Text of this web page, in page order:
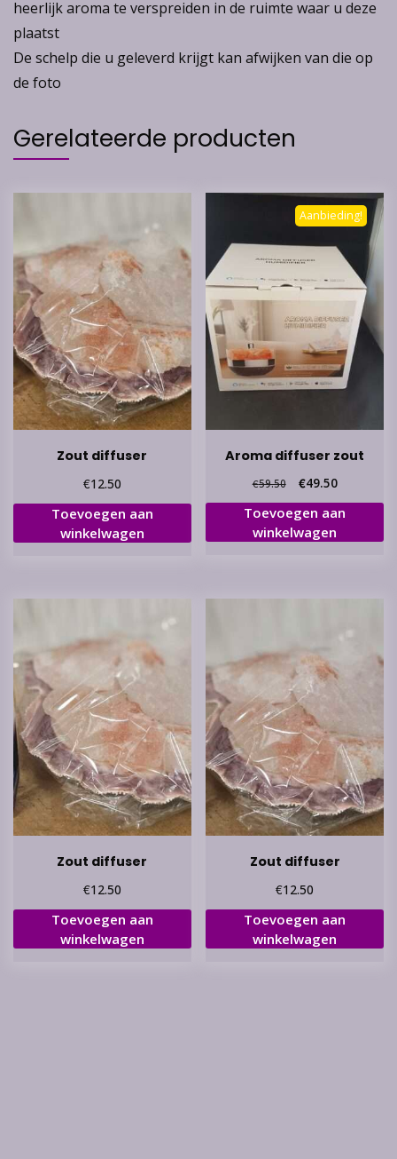
heerlijk aroma te verspreiden in de ruimte waar u deze
plaatst
De schelp die u geleverd krijgt kan afwijken van die op
de foto
Gerelateerde producten
Zout diffuser
€12.50
Toevoegen aan
winkelwagen
Aanbieding!
Aroma diffuser zout
€59.50
Oorspronkelijke
prijs
was:
€59.50.
€49.50Huidige
prijs
is:
Toevoegen aan
winkelwagen
Zout diffuser
€12.50
Toevoegen aan
winkelwagen
Zout diffuser
€12.50
Toevoegen aan
winkelwagen